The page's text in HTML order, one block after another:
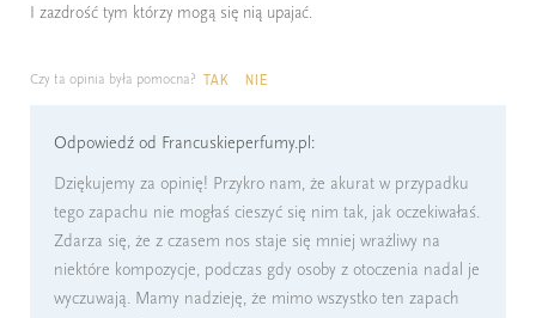
I zazdrość tym którzy mogą się nią upajać.
Czy ta opinia była pomocna? TAK NIE
Odpowiedź od Francuskieperfumy.pl:
Dziękujemy za opinię! Przykro nam, że akurat w przypadku
tego zapachu nie mogłaś cieszyć się nim tak, jak oczekiwałaś.
Zdarza się, że z czasem nos staje się mniej wrażliwy na
niektóre kompozycje, podczas gdy osoby z otoczenia nadal je
wyczuwają. Mamy nadzieję, że mimo wszystko ten zapach